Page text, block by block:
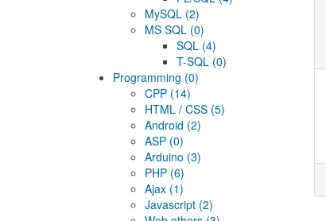
MySQL (2)
MS SQL (0)
SQL (4)
T-SQL (0)
Programming (0)
CPP (14)
HTML / CSS (5)
Android (2)
ASP (0)
Arduino (3)
PHP (6)
Ajax (1)
Javascript (2)